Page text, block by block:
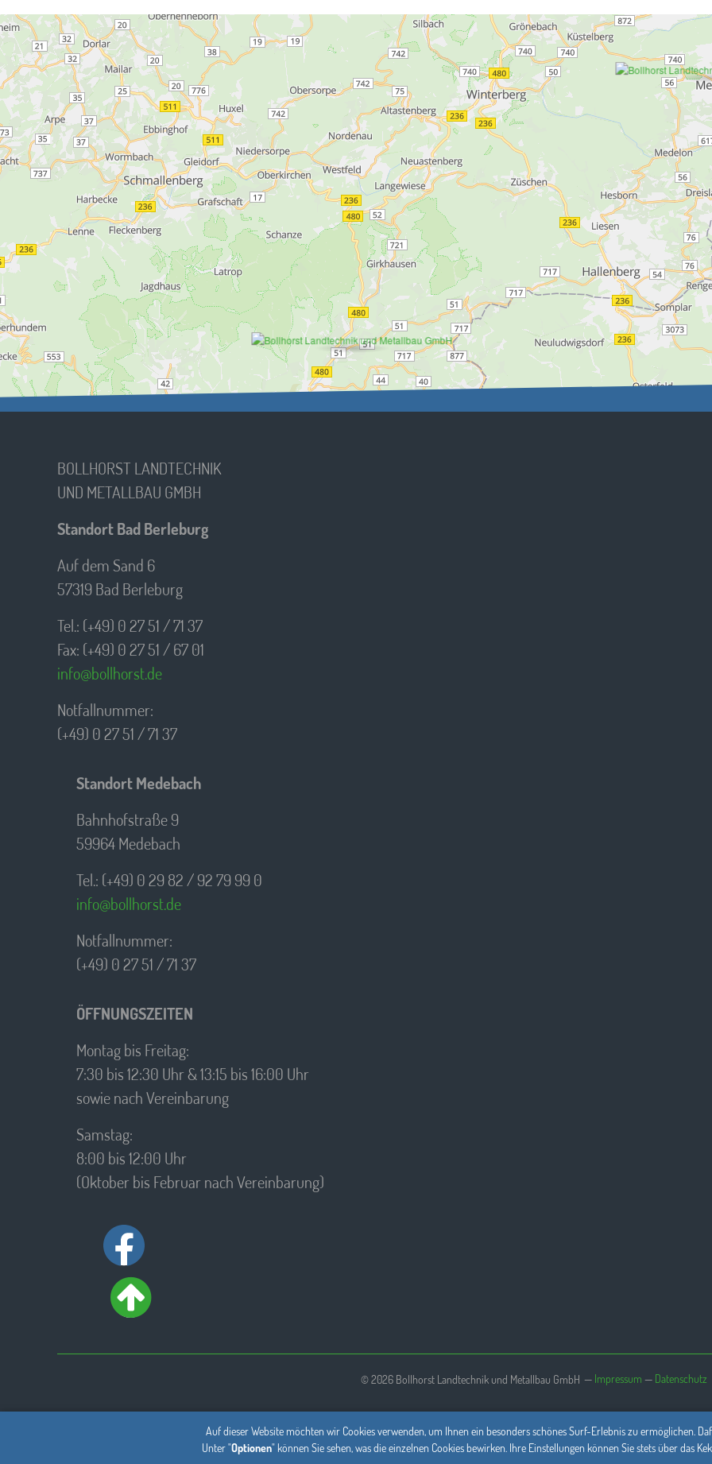
BOLLHORST LANDTECHNIK
UND METALLBAU GMBH
Standort Bad Berleburg
Auf dem Sand 6
57319 Bad Berleburg
Tel.: (+49) 0 27 51 / 71 37
Fax: (+49) 0 27 51 / 67 01
info@bollhorst.de
Notfallnummer:
(+49) 0 27 51 / 71 37
Standort Medebach
Bahnhofstraße 9
59964 Medebach
Tel.: (+49) 0 29 82 / 92 79 99 0
info@bollhorst.de
Notfallnummer:
(+49) 0 27 51 / 71 37
ÖFFNUNGSZEITEN
Montag bis Freitag:
7:30 bis 12:30 Uhr & 13:15 bis 16:00 Uhr
sowie nach Vereinbarung
Samstag:
8:00 bis 12:00 Uhr
(Oktober bis Februar nach Vereinbarung)
© 2026 Bollhorst Landtechnik und Metallbau GmbH — Impressum — Datenschutz
Auf dieser Website möchten wir Cookies verwenden, um Ihnen ein besonders schönes Surf-Erlebnis zu ermöglichen.
Unter "Optionen" können Sie sehen, was die einzelnen Cookies bewirken. Ihre Einstellungen können Sie stets über das